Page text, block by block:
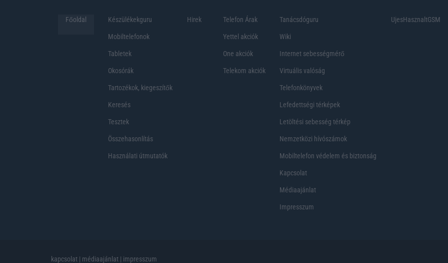
Főoldal Készülékekguru
Mobiltelefonok
Tabletek
Okosórák
Tartozékok, kiegeszítők
Keresés
Tesztek
Összehasonlítás
Használati útmutatók
Hirek Telefon Árak
Yettel akciók
One akciók
Telekom akciók
Tanácsdóguru
Wiki
Internet sebességmérő
Virtuális valóság
Telefonkönyvek
Lefedettségi térképek
Letöltési sebesség térkép
Nemzetközi hívószámok
Mobiltelefon védelem és biztonság
Kapcsolat
Médiaajánlat
Impresszum
UjesHasznaltGSM
kapcsolat | médiaajánlat | impresszum